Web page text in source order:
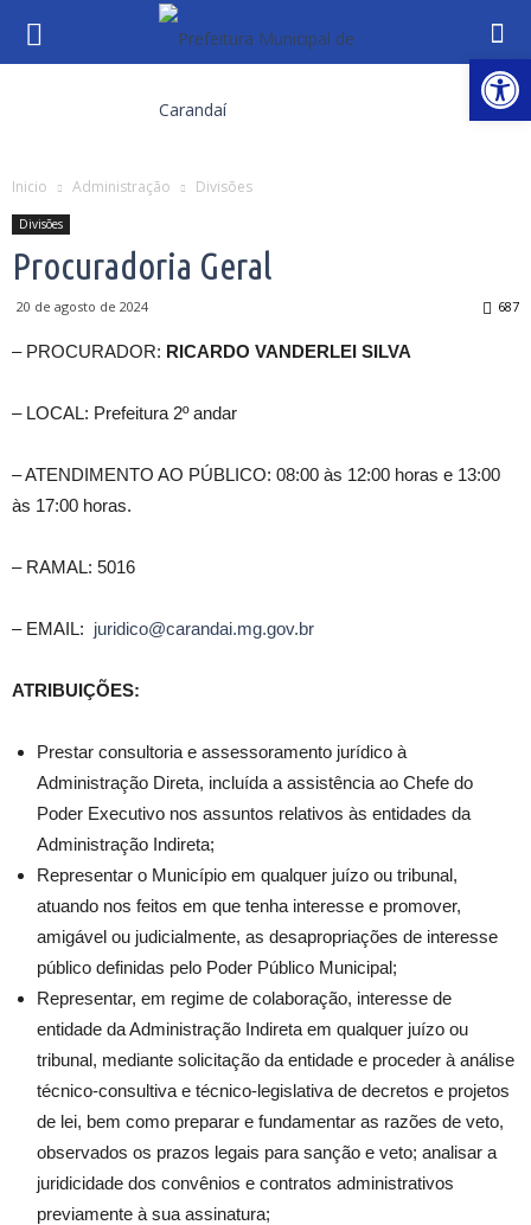
Inicio Administração Divisões
Divisões
Procuradoria Geral
20 de agosto de 2024 687
– PROCURADOR: RICARDO VANDERLEI SILVA
– LOCAL: Prefeitura 2º andar
– ATENDIMENTO AO PÚBLICO: 08:00 às 12:00 horas e 13:00
às 17:00 horas.
– RAMAL: 5016
– EMAIL: juridico@carandai.mg.gov.br
ATRIBUIÇÕES:
Prestar consultoria e assessoramento jurídico à
Administração Direta, incluída a assistência ao Chefe do
Poder Executivo nos assuntos relativos às entidades da
Administração Indireta;
Representar o Município em qualquer juízo ou tribunal,
atuando nos feitos em que tenha interesse e promover,
amigável ou judicialmente, as desapropriações de interesse
público definidas pelo Poder Público Municipal;
Representar, em regime de colaboração, interesse de
entidade da Administração Indireta em qualquer juízo ou
tribunal, mediante solicitação da entidade e proceder à análise
técnico-consultiva e técnico-legislativa de decretos e projetos
de lei, bem como preparar e fundamentar as razões de veto,
observados os prazos legais para sanção e veto; analisar a
juridicidade dos convênios e contratos administrativos
previamente à sua assinatura;
Abrir